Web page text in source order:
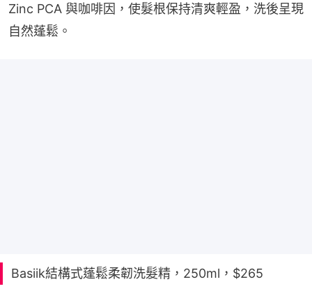
Zinc PCA 與咖啡因，使髮根保持清爽輕盈，洗後呈現
自然蓬鬆。
Basiik結構式蓬鬆柔韌洗髮精，250ml，$265